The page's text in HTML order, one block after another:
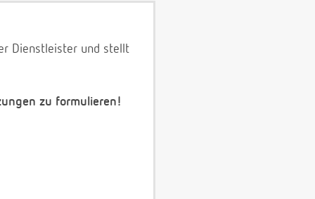
Dienstleister und stellt
zu formulieren!